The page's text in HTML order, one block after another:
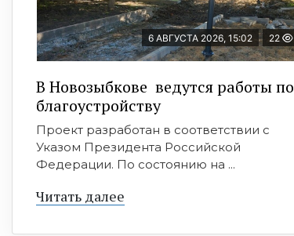
6 АВГУСТА 2026, 15:02 22
В Новозыбкове ведутся работы по
благоустройству
Проект разработан в соответствии с
Указом Президента Российской
Федерации. По состоянию на ...
Читать далее